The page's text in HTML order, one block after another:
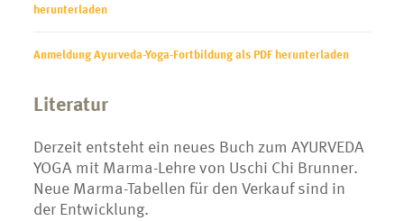
herunterladen
Anmeldung Ayurveda-Yoga-Fortbildung als PDF herunterladen
Literatur
Derzeit entsteht ein neues Buch zum AYURVEDA
YOGA mit Marma-Lehre von Uschi Chi Brunner.
Neue Marma-Tabellen für den Verkauf sind in
der Entwicklung.